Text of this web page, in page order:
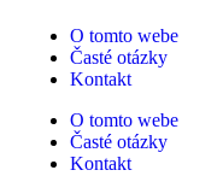
O tomto webe
Časté otázky
Kontakt
O tomto webe
Časté otázky
Kontakt